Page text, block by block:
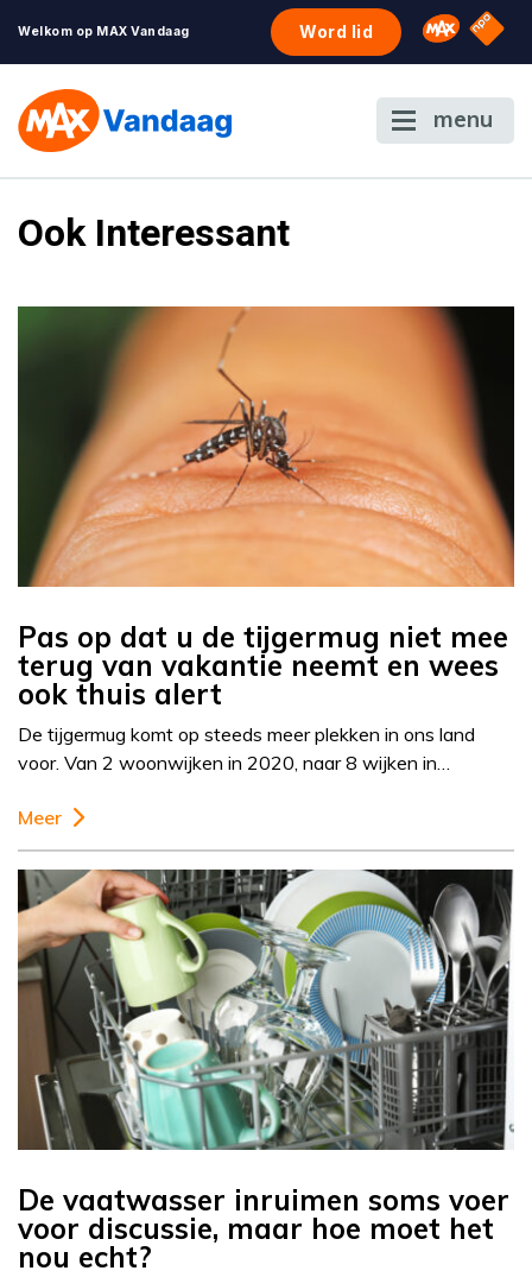
Welkom op MAX Vandaag Word lid Omroep
NPO
menu
Ook Interessant
Pas op dat u de tijgermug niet mee
terug van vakantie neemt en wees
ook thuis alert
De tijgermug komt op steeds meer plekken in ons land
voor. Van 2 woonwijken in 2020, naar 8 wijken in…
Meer
De vaatwasser inruimen soms voer
voor discussie, maar hoe moet het
nou echt?